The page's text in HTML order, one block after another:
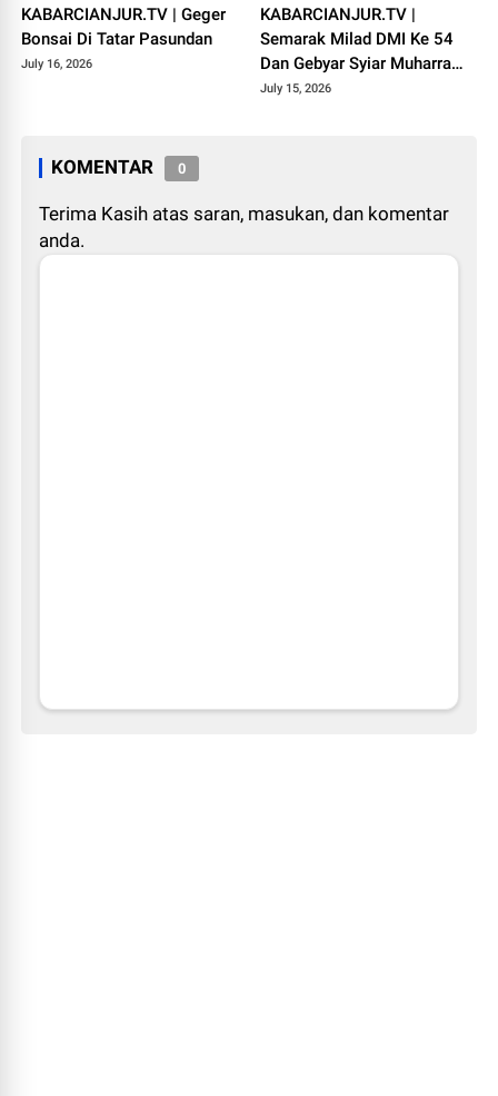
KABARCIANJUR.TV | Geger
Bonsai Di Tatar Pasundan
July 16, 2026
KABARCIANJUR.TV |
Semarak Milad DMI Ke 54
Dan Gebyar Syiar Muharram
1448 H
July 15, 2026
KOMENTAR 0
Terima Kasih atas saran, masukan, dan komentar
anda.